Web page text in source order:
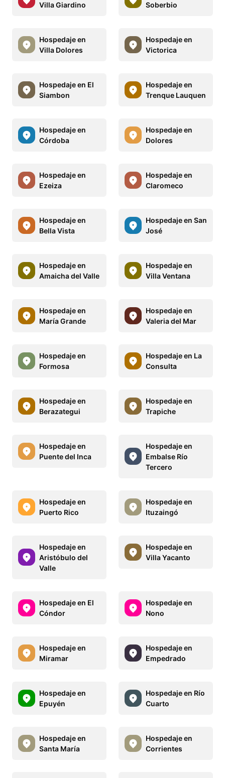
Villa Giardino Soberbio
Hospedaje en
Villa Dolores
Hospedaje en
Victorica
Hospedaje en El
Siambon
Hospedaje en
Trenque Lauquen
Hospedaje en
Córdoba
Hospedaje en
Dolores
Hospedaje en
Ezeiza
Hospedaje en
Claromeco
Hospedaje en
Bella Vista
Hospedaje en San
José
Hospedaje en
Amaicha del Valle
Hospedaje en
Villa Ventana
Hospedaje en
María Grande
Hospedaje en
Valeria del Mar
Hospedaje en
Formosa
Hospedaje en La
Consulta
Hospedaje en
Berazategui
Hospedaje en
Trapiche
Hospedaje en
Puente del Inca
Hospedaje en
Embalse Río
Tercero
Hospedaje en
Puerto Rico
Hospedaje en
Ituzaingó
Hospedaje en
Aristóbulo del
Valle
Hospedaje en
Villa Yacanto
Hospedaje en El
Cóndor
Hospedaje en
Nono
Hospedaje en
Miramar
Hospedaje en
Empedrado
Hospedaje en
Epuyén
Hospedaje en Río
Cuarto
Hospedaje en
Santa María
Hospedaje en
Corrientes